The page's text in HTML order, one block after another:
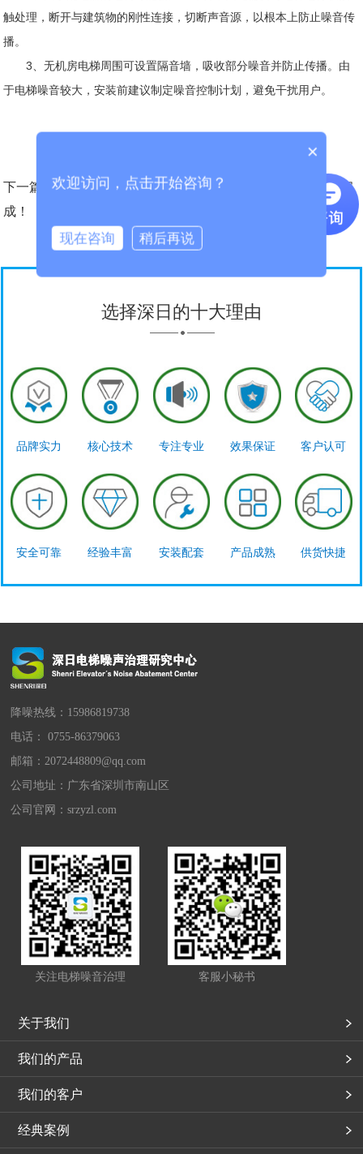
触处理，断开与建筑物的刚性连接，切断声音源，以根本上防止噪音传
播。
3、无机房电梯周围可设置隔音墙，吸收部分噪音并防止传播。由
于电梯噪音较大，安装前建议制定噪音控制计划，避免干扰用户。
下一篇：北京首例法院强制执行电梯噪音官司，由我司治理完
成！
选择深日的十大理由
品牌实力 核心技术 专注专业 效果保证 客户认可
安全可靠 经验丰富 安装配套 产品成熟 供货快捷
降噪热线：15986819738
电话： 0755-86379063
邮箱：2072448809@qq.com
公司地址：广东省深圳市南山区
公司官网：srzyzl.com
关注电梯噪音治理 客服小秘书
关于我们
我们的产品
我们的客户
经典案例
×
欢迎访问，点击开始咨询？
现在咨询 稍后再说